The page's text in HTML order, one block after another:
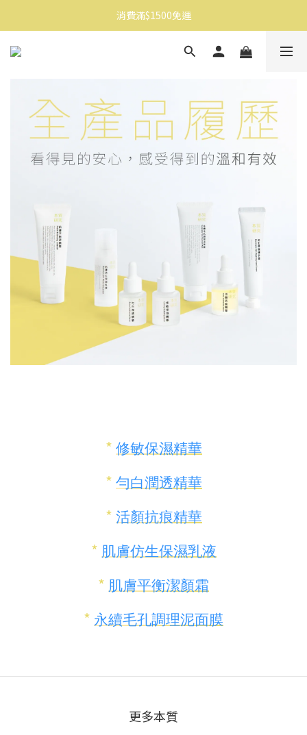
消費滿$1500免運
消費滿$1500免運
註冊會員享$100購物金
* 修敏保濕精華
* 勻白潤透精華
* 活顏抗痕精華
* 肌膚仿生保濕乳液
* 肌膚平衡潔顏霜
* 永續毛孔調理泥面膜
更多本質